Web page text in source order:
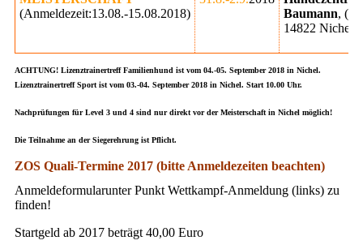
(Anmeldezeit:13.08.-15.08.2018)
Baumann, (D-
14822 Nichel)
ACHTUNG! Lizenztrainertreff Familienhund ist vom 04.-05. September 2018 in Nichel.
Lizenztrainertreff Sport ist vom 03.-04. September 2018 in Nichel. Start 10.00 Uhr.
Nachprüfungen für Level 3 und 4 sind nur direkt vor der Meisterschaft in Nichel möglich!
Die Teilnahme an der Siegerehrung ist Pflicht.
ZOS Quali-Termine 2017 (bitte Anmeldezeiten beachten)
Anmeldeformularunter Punkt Wettkampf-Anmeldung (links) zu
finden!
Startgeld ab 2017 beträgt 40,00 Euro